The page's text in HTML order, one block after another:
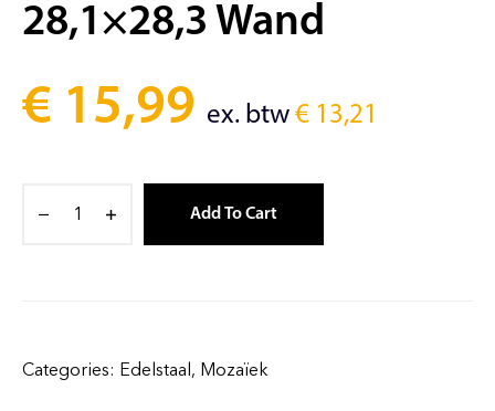
28,1×28,3 Wand
€ 15,99 ex. btw € 13,21
Add To Cart
Categories: Edelstaal , Mozaïek